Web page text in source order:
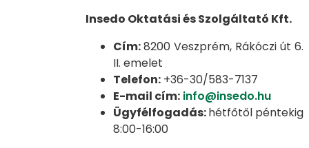
Insedo Oktatási és Szolgáltató Kft.
Cím:8200 Veszprém, Rákóczi út 6.
II. emelet
Telefon:+36-30/583-7137
E-mail cím: info@insedo.hu
Ügyfélfogadás:hétfőtől péntekig
8:00-16:00